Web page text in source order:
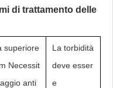
di trattamento delle
superiore
Necessit
anti
La torbidità
deve esser
e